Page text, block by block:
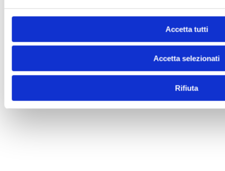
Accetta tutti
Accetta selezionati
Rifiuta